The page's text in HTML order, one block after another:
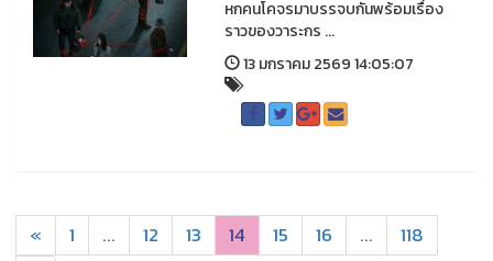
หกคนโคจรมาบรรจบกันพร้อมเรื่อง
ราวของวาระกร ...
13 มกราคม 2569 14:05:07
« 1 ... 12 13 14 15 16 ...
118